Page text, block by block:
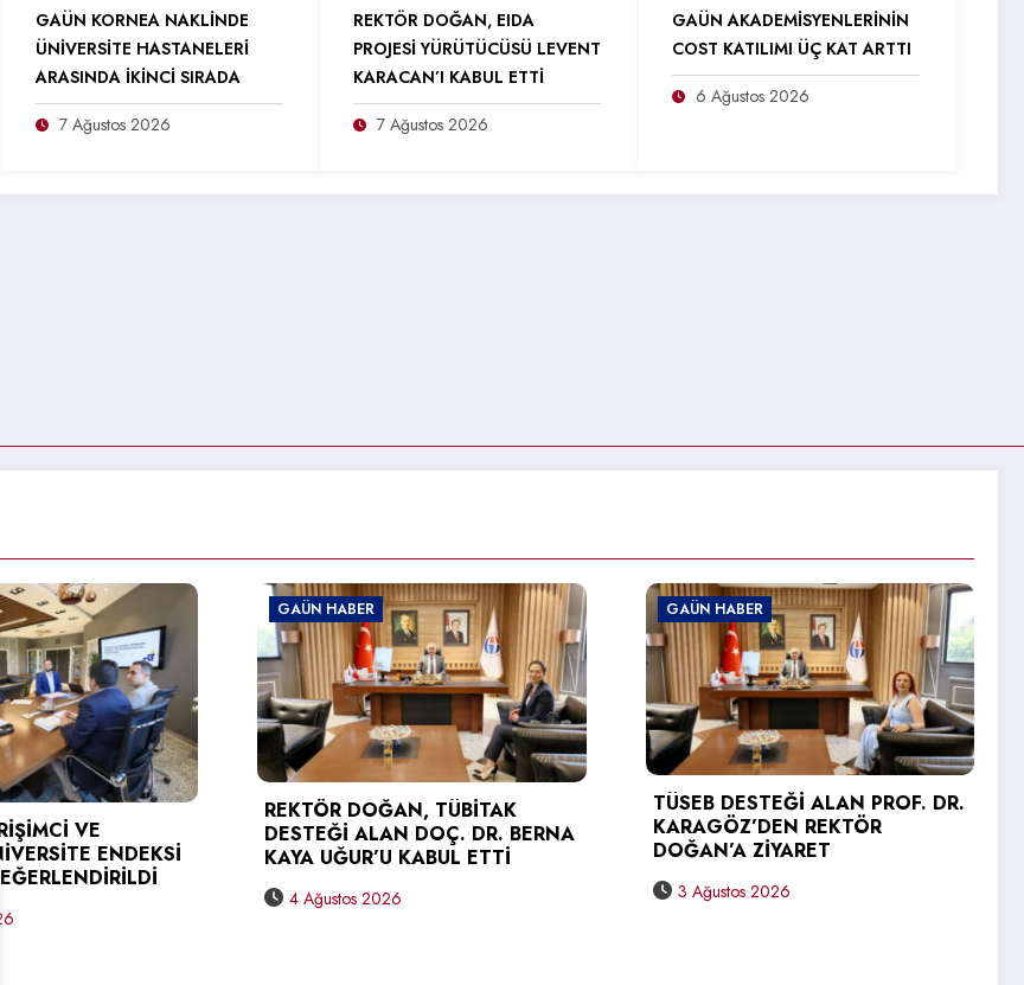
GAÜN KORNEA NAKLİNDE
ÜNİVERSİTE HASTANELERİ
ARASINDA İKİNCİ SIRADA
7 Ağustos 2026
REKTÖR DOĞAN, EIDA
PROJESİ YÜRÜTÜCÜSÜ LEVENT
KARACAN’I KABUL ETTİ
7 Ağustos 2026
GAÜN AKADEMİSYENLERİNİN
COST KATILIMI ÜÇ KAT ARTTI
6 Ağustos 2026
GAÜN HABER
REKTÖR DOĞAN, TÜBİTAK
DESTEĞİ ALAN DOÇ. DR. BERNA
KAYA UĞUR’U KABUL ETTİ
GAÜN HABER
TÜSEB DESTEĞİ ALAN PROF. DR.
KARAGÖZ’DEN REKTÖR
DOĞAN’A ZİYARET
GAÜN HABER
GAÜN TEKNİK BİLİMLER
YÜKSEKOKULU’NDA